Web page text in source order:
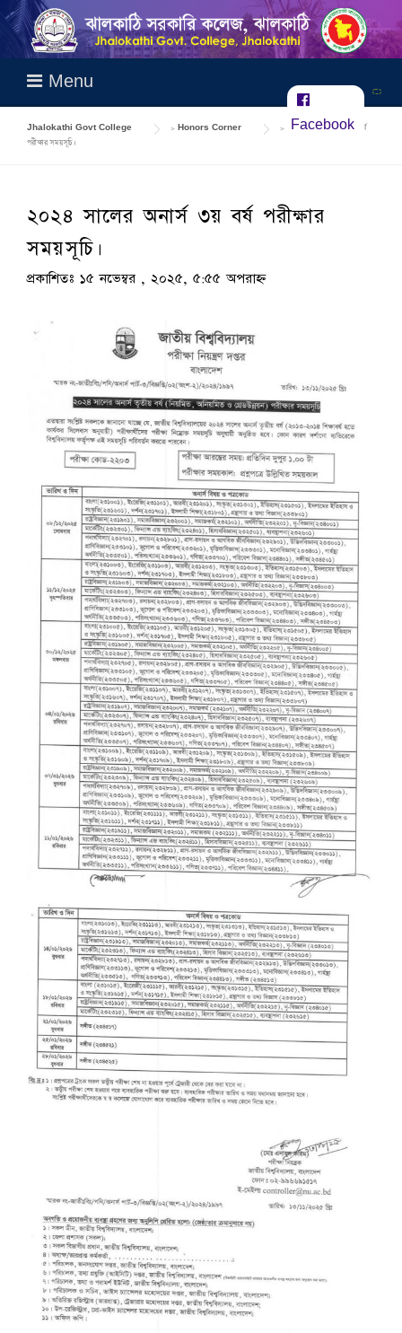
Skip
content
Menu
Facebook
Jhalokathi Govt College > Honors Corner >
২০২৪ সালের অনার্স ৩য় বর্ষ
পরীক্ষার সময়সূচি।
২০২৪ সালের অনার্স ৩য় বর্ষ পরীক্ষার
সময়সূচি।
প্রকাশিতঃ ১৫ নভেম্বর , ২০২৫, ৫:৫৫ অপরাহ্ন